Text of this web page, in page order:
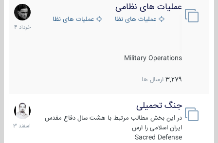
عملیات های نظامی
عملیات های نظامی ایرانعملیات های نظامی خارجی
Military Operations
3,279 ارسال ها
5
خرداد
1404
جنگ تحمیلی
در این بخش مطالب مرتبط با هشت سال دفاع مقدس
ایران اسلامی را ارس
Sacred Defense
20
اسفند
1403